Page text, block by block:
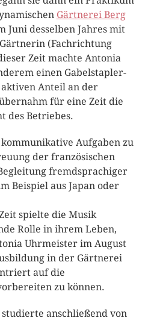
Gärtnerei Berg
Juni desselben Jahres mit
(Fachrichtung
Zeit machte Antonia
einen Gabelstapler-
Anteil an der
für eine Zeit die
des Betriebes.
Aufgaben zu
der französischen
fremdsprachiger
Beispiel aus Japan oder
spielte die Musik
Rolle in ihrem Leben,
Uhrmeister im August
in der Gärtnerei
auf die
zu können.
anschließend von